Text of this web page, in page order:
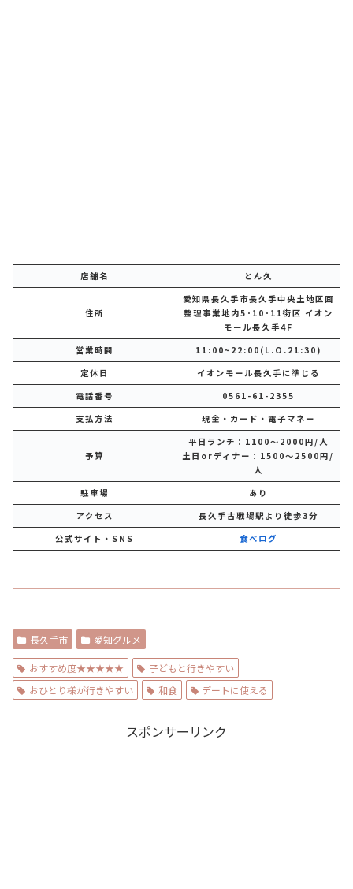
店舗名 とん久
住所
愛知県長久手市長久手中央土地区画
整理事業地内5･10･11街区 イオン
モール長久手4F
営業時間
11:00~22:00(L.O.21:30)
定休日
イオンモール長久手に準じる
電話番号
0561-61-2355
支払方法
現金・カード・電子マネー
予算
平日ランチ：1100～2000円/人
土日orディナー：1500～2500円/
人
駐車場
あり
アクセス
長久手古戦場駅より徒歩3分
公式サイト・SNS
食べログ
長久手市 愛知グルメ
おすすめ度★★★★★
子どもと行きやすい
おひとり様が行きやすい
和食 デートに使える
スポンサーリンク